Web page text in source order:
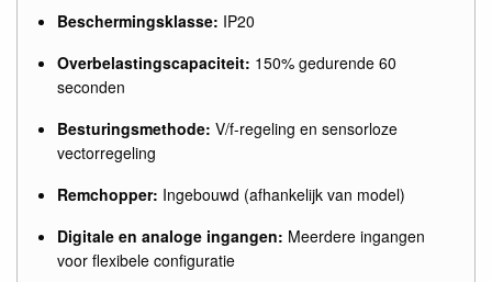
Beschermingsklasse: IP20
Overbelastingscapaciteit: 150% gedurende 60
seconden
Besturingsmethode: V/f-regeling en sensorloze
vectorregeling
Remchopper: Ingebouwd (afhankelijk van model)
Digitale en analoge ingangen: Meerdere ingangen
voor flexibele configuratie